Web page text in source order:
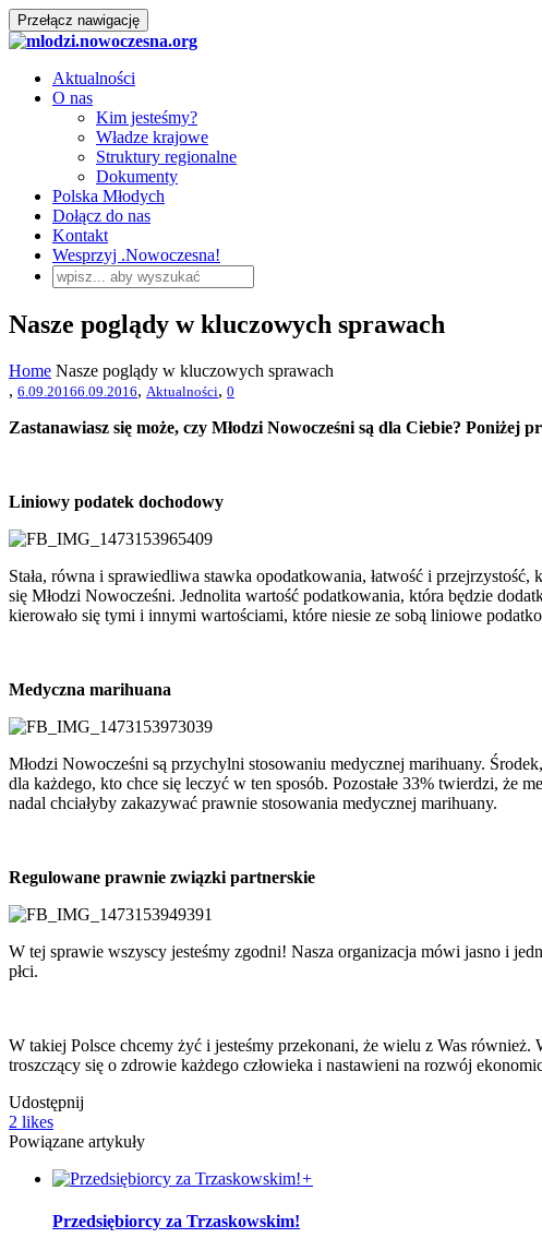
Przełącz nawigację
Aktualności
O nas
Kim jesteśmy?
Władze krajowe
Struktury regionalne
Dokumenty
Polska Młodych
Dołącz do nas
Kontakt
Wesprzyj .Nowoczesna!
Nasze poglądy w kluczowych sprawach
Home Nasze poglądy w kluczowych sprawach
, 6.09.20166.09.2016, Aktualności, 0
Zastanawiasz się może, czy Młodzi Nowocześni są dla Ciebie?
Liniowy podatek dochodowy
Stała, równa i sprawiedliwa stawka opodatkowania, łatwość i
się Młodzi Nowocześni. Jednolita wartość podatkowania, która będzie
kierowało się tymi i innymi wartościami, które niesie ze sobą liniowe
Medyczna marihuana
Młodzi Nowocześni są przychylni stosowaniu medycznej marihuany.
dla każdego, kto chce się leczyć w ten sposób. Pozostałe 33% twierdzi, że
nadal chciałyby zakazywać prawnie stosowania medycznej marihuany.
Regulowane prawnie związki partnerskie
W tej sprawie wszyscy jesteśmy zgodni! Nasza organizacja mówi jasno i
płci.
W takiej Polsce chcemy żyć i jesteśmy przekonani, że wielu z Was
troszczący się o zdrowie każdego człowieka i nastawieni na rozwój
Udostępnij
2 likes
Powiązane artykuły
+
Przedsiębiorcy za Trzaskowskim!